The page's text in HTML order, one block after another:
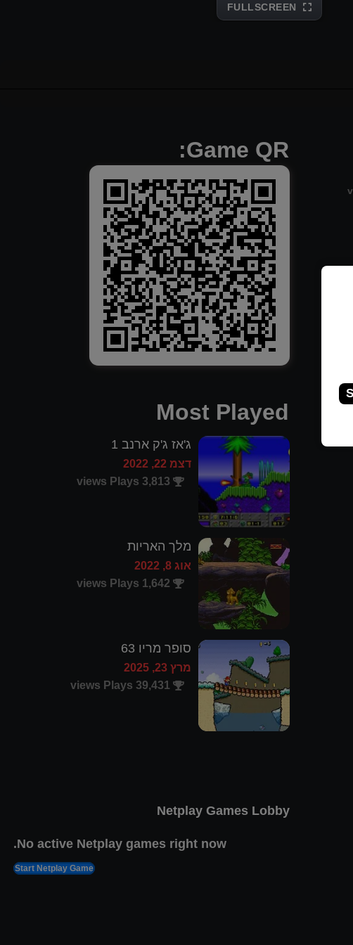
Game QR:
Most Played
ג'אז ג'ק ארנב 1
דצמ 22, 2022
3,813 views Plays
מלך האריות
אוג 8, 2022
1,642 views Plays
סופר מריו 63
מרץ 23, 2025
39,431 views Plays
Netplay Games Lobby
No active Netplay games right now.
Start Netplay Game